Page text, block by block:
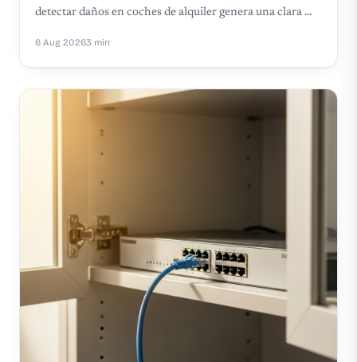
detectar daños en coches de alquiler genera una clara …
6 Aug 20263 min